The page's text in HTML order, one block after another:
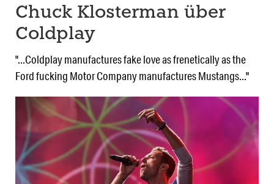
Chuck Klosterman über
Coldplay
"...Coldplay manufactures fake love as frenetically as the
Ford fucking Motor Company manufactures Mustangs..."